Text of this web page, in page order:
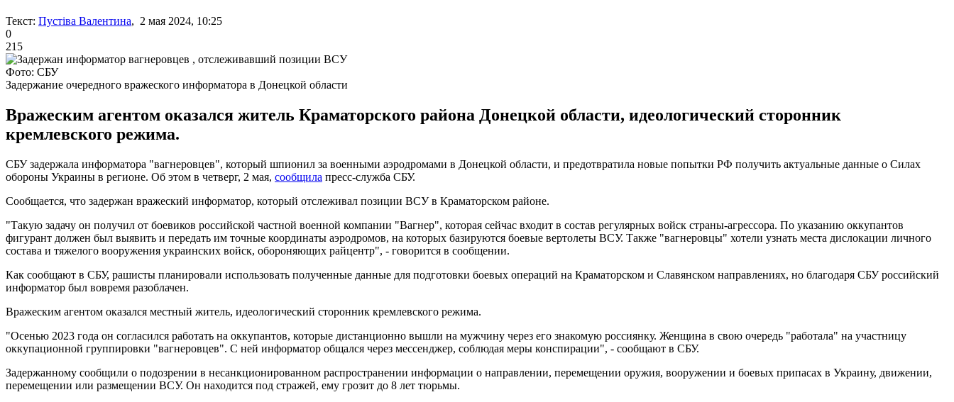
Текст: Пустіва Валентина, 2 мая 2024, 10:25
0
215
Фото: СБУ
Задержание очередного вражеского информатора в Донецкой области
Вражеским агентом оказался житель Краматорского района Донецкой области, идеологический сторонник
кремлевского режима.
СБУ задержала информатора "вагнеровцев", который шпионил за военными аэродромами в Донецкой области, и предотвратила новые попытки РФ получить актуальные данные о Силах
обороны Украины в регионе. Об этом в четверг, 2 мая, сообщила пресс-служба СБУ.
Сообщается, что задержан вражеский информатор, который отслеживал позиции ВСУ в Краматорском районе.
"Такую задачу он получил от боевиков российской частной военной компании "Вагнер", которая сейчас входит в состав регулярных войск страны-агрессора. По указанию оккупантов
фигурант должен был выявить и передать им точные координаты аэродромов, на которых базируются боевые вертолеты ВСУ. Также "вагнеровцы" хотели узнать места дислокации личного
состава и тяжелого вооружения украинских войск, обороняющих райцентр", - говорится в сообщении.
Как сообщают в СБУ, рашисты планировали использовать полученные данные для подготовки боевых операций на Краматорском и Славянском направлениях, но благодаря СБУ российский
информатор был вовремя разоблачен.
Вражеским агентом оказался местный житель, идеологический сторонник кремлевского режима.
"Осенью 2023 года он согласился работать на оккупантов, которые дистанционно вышли на мужчину через его знакомую россиянку. Женщина в свою очередь "работала" на участницу
оккупационной группировки "вагнеровцев". С ней информатор общался через мессенджер, соблюдая меры конспирации", - сообщают в СБУ.
Задержанному сообщили о подозрении в несанкционированном распространении информации о направлении, перемещении оружия, вооружении и боевых припасах в Украину, движении,
перемещении или размещении ВСУ. Он находится под стражей, ему грозит до 8 лет тюрьмы.